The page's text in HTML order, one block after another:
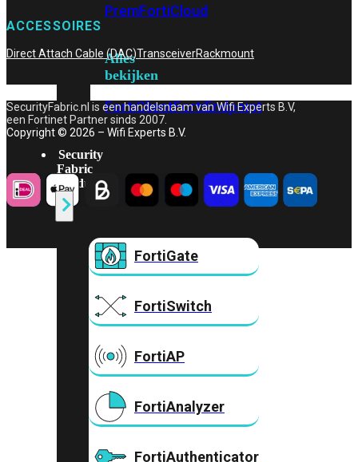
PremFortiCloud
Alles
bekijken
FortiClientFortiEndpoint
Security
Fabric
Producten
FortiGate
FortiSwitch
FortiAP
FortiAnalyzer
FortiAuthenticator
ACCESSOIRES
Direct Attach Cable (DAC)TransceiverRackmount
SecurityFabric.nl is een handelsnaam van Wifi Experts B.V,
een Fortinet Partner sinds 2007.
Copyright © 2026 – Wifi Experts B.V.